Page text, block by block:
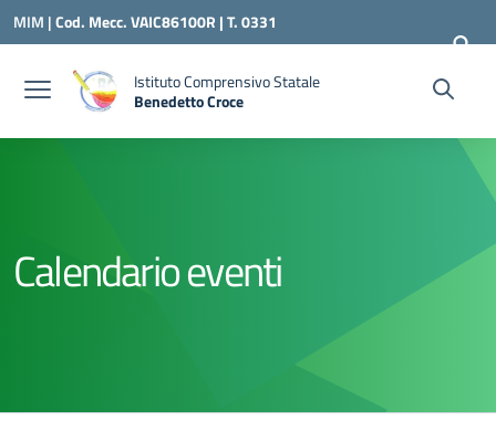
Vai ai contenuti
Vai al menu di navigazione
Vai al footer
MIM |Cod. Mecc. VAIC86100R | T. 0331
240260 | VAIC86100R@ISTRUZIONE.IT
Istituto Comprensivo Statale
Benedetto Croce
Calendario eventi